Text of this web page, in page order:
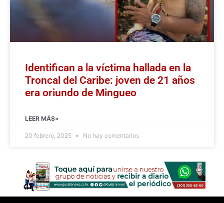
Identifican a la víctima hallada en la
Troncal del Caribe: joven de 21 años
era oriundo de Mingueo
LEER MÁS»
20 febrero, 2025 No hay comentarios